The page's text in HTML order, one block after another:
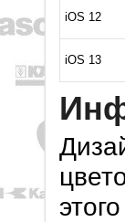
iOS 12
iOS 13